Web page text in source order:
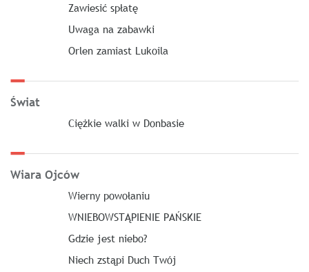
Zawiesić spłatę
Uwaga na zabawki
Orlen zamiast Lukoila
Świat
Ciężkie walki w Donbasie
Wiara Ojców
Wierny powołaniu
WNIEBOWSTĄPIENIE PAŃSKIE
Gdzie jest niebo?
Niech zstąpi Duch Twój